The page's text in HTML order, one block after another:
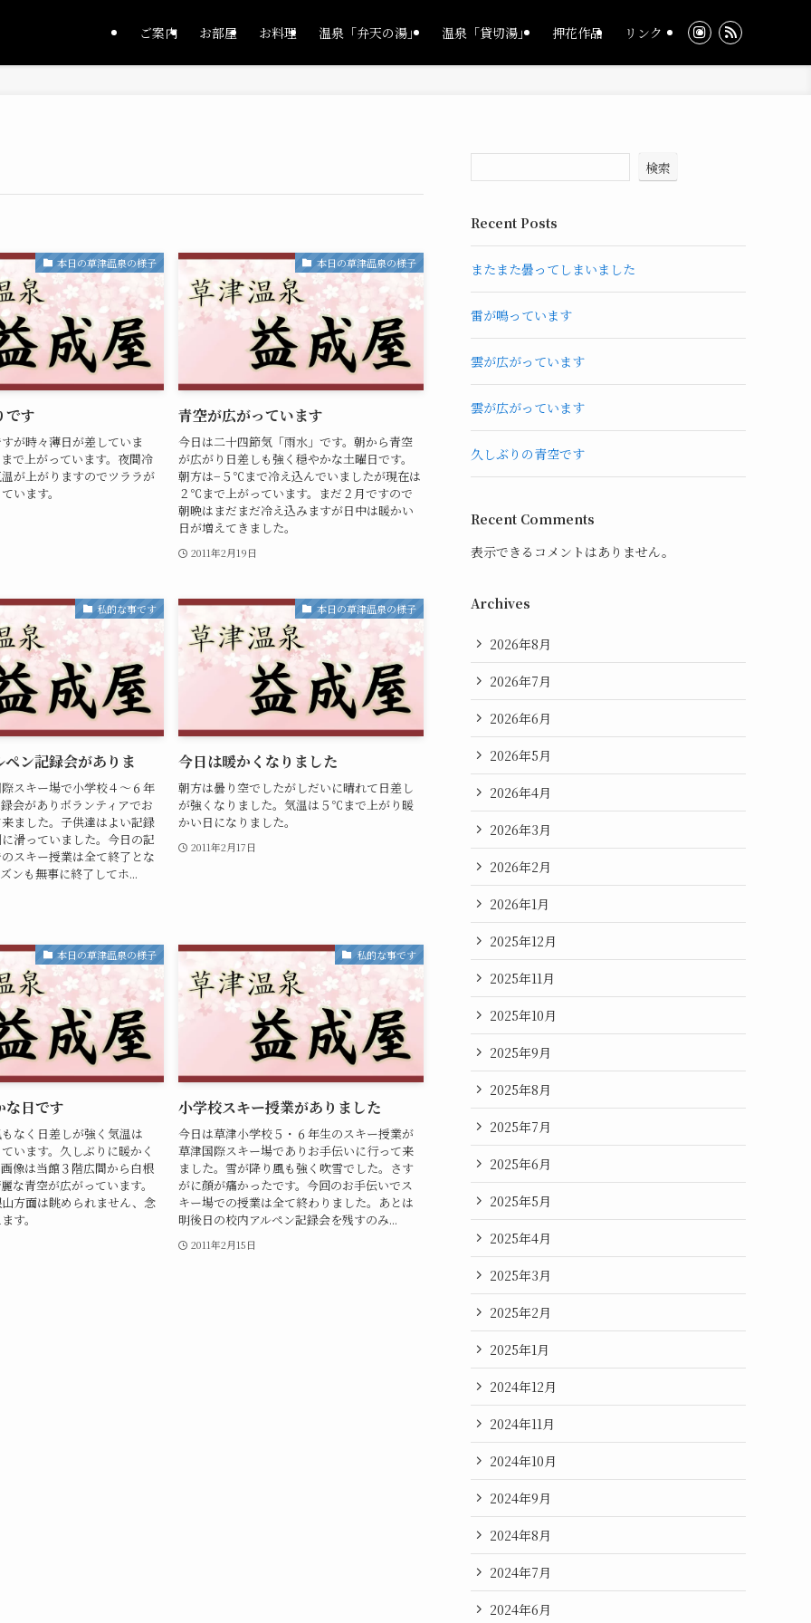
ご案内 お部屋 お料理 温泉「弁天の湯」 温泉「貸切湯」 押花作品 リンク
本日の草津温泉の様子
です
が時々薄日が差していま
で上がっています。夜間冷
が上がりますのでツララが
います。
本日の草津温泉の様子
青空が広がっています
今日は二十四節気「雨水」です。朝から青空
が広がり日差しも強く穏やかな土曜日です。
朝方は−５℃まで冷え込んでいましたが現在は
２℃まで上がっています。まだ２月ですので
朝晩はまだまだ冷え込みますが日中は暖かい
日が増えてきました。
2011年2月19日
私的な事です
ン記録会がありま
スキー場で小学校４〜６年
会がありボランティアでお
ました。子供達はよい記録
滑っていました。今日の記
スキー授業は全て終了とな
ンも無事に終了してホ...
本日の草津温泉の様子
今日は暖かくなりました
朝方は曇り空でしたがしだいに晴れて日差し
が強くなりました。気温は５℃まで上がり暖
かい日になりました。
2011年2月17日
本日の草津温泉の様子
な日です
なく日差しが強く気温は
います。久しぶりに暖かく
像は当館３階広間から白根
な青空が広がっています。
方面は眺められません、念
す。
私的な事です
小学校スキー授業がありました
今日は草津小学校５・６年生のスキー授業が
草津国際スキー場でありお手伝いに行って来
ました。雪が降り風も強く吹雪でした。さす
がに顔が痛かったです。今回のお手伝いでス
キー場での授業は全て終わりました。あとは
明後日の校内アルペン記録会を残すのみ...
2011年2月15日
検索
Recent Posts
またまた曇ってしまいました
雷が鳴っています
雲が広がっています
雲が広がっています
久しぶりの青空です
Recent Comments
表示できるコメントはありません。
Archives
2026年8月
2026年7月
2026年6月
2026年5月
2026年4月
2026年3月
2026年2月
2026年1月
2025年12月
2025年11月
2025年10月
2025年9月
2025年8月
2025年7月
2025年6月
2025年5月
2025年4月
2025年3月
2025年2月
2025年1月
2024年12月
2024年11月
2024年10月
2024年9月
2024年8月
2024年7月
2024年6月